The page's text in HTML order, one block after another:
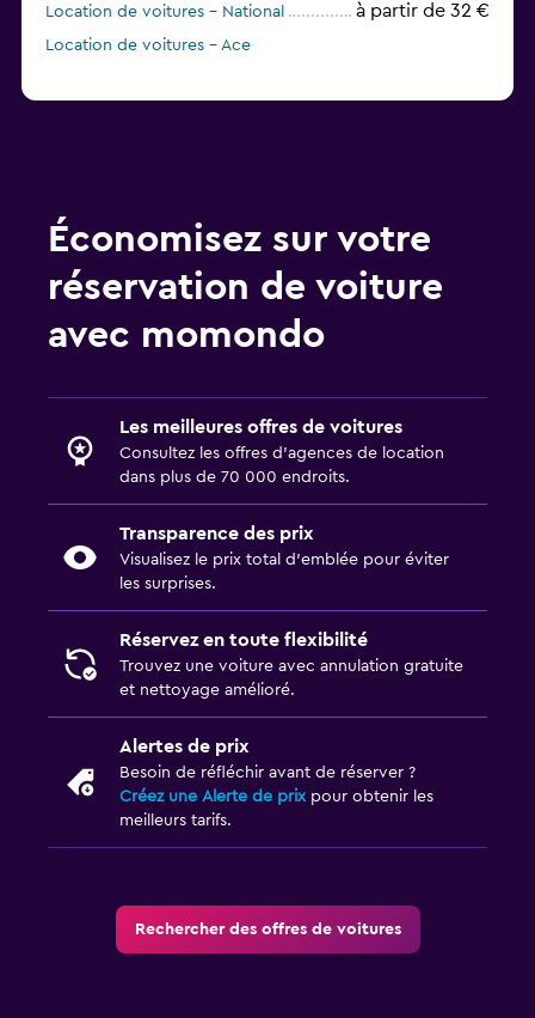
Location de voitures - National à partir de 32 €
Location de voitures - Ace
Économisez sur votre
réservation de voiture
avec momondo
Les meilleures offres de voitures
Consultez les offres d’agences de location
dans plus de 70 000 endroits.
Transparence des prix
Visualisez le prix total d’emblée pour éviter
les surprises.
Réservez en toute flexibilité
Trouvez une voiture avec annulation gratuite
et nettoyage amélioré.
Alertes de prix
Besoin de réfléchir avant de réserver ?
Créez une Alerte de prixpour obtenir les
meilleurs tarifs.
Rechercher des offres de voitures